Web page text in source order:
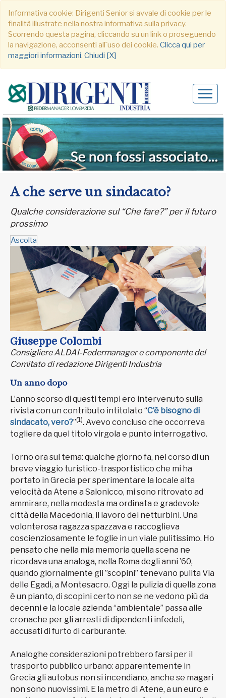
Informativa cookie: Dirigenti Senior si avvale di cookie per le
finalità illustrate nella nostra informativa sulla privacy.
Scorrendo questa pagina, cliccando su un link o proseguendo
la navigazione, acconsenti all´uso dei cookie. Clicca qui per
maggiori informazioni. Chiudi [X]
A che serve un sindacato?
Qualche considerazione sul “Che fare?” per il futuro
prossimo
Ascolta
Giuseppe Colombi
Consigliere ALDAI-Federmanager e componente del
Comitato di redazione Dirigenti Industria
Un anno dopo
L’anno scorso di questi tempi ero intervenuto sulla
rivista con un contributo intitolato “C’è bisogno di
sindacato, vero?”(1). Avevo concluso che occorreva
togliere da quel titolo virgola e punto interrogativo.
Torno ora sul tema: qualche giorno fa, nel corso di un
breve viaggio turistico-trasportistico che mi ha
portato in Grecia per sperimentare la locale alta
velocità da Atene a Salonicco, mi sono ritrovato ad
ammirare, nella modesta ma ordinata e gradevole
città della Macedonia, il lavoro dei netturbini. Una
volonterosa ragazza spazzava e raccoglieva
coscienziosamente le foglie in un viale pulitissimo. Ho
pensato che nella mia memoria quella scena ne
ricordava una analoga, nella Roma degli anni ’60,
quando giornalmente gli ”scopini” tenevano pulita Via
delle Egadi, a Montesacro. Oggi la pulizia di quella zona
è un pianto, di scopini certo non se ne vedono più da
decenni e la locale azienda “ambientale” passa alle
cronache per gli arresti di dipendenti infedeli,
accusati di furto di carburante.
Analoghe considerazioni potrebbero farsi per il
trasporto pubblico urbano: apparentemente in
Grecia gli autobus non si incendiano, anche se magari
non sono nuovissimi. E la metro di Atene, a un euro e